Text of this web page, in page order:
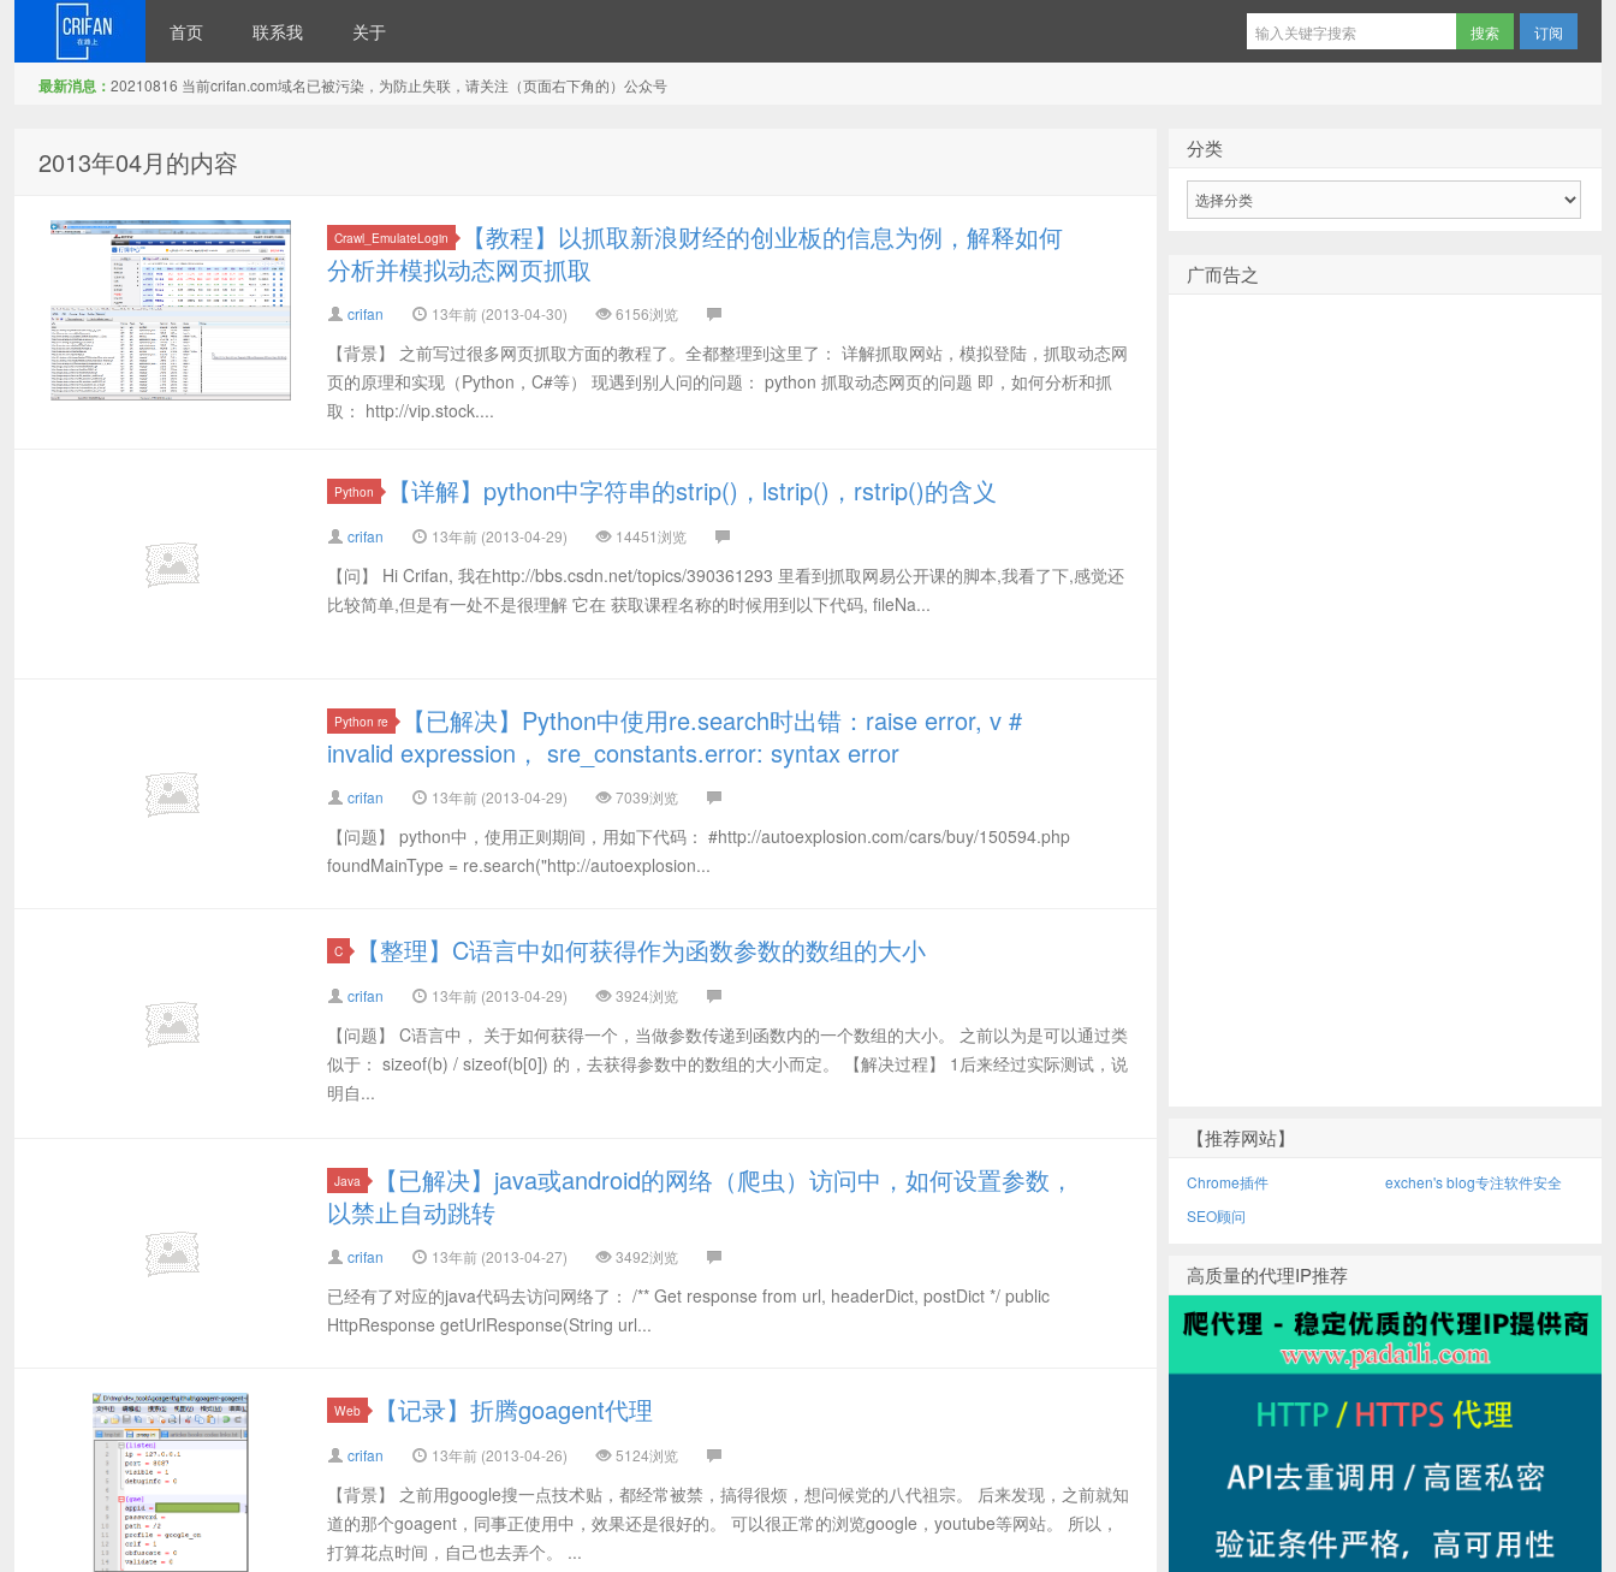
首页 联系我 关于 订阅
最新消息： 20210816 当前crifan.com域名已被污染，为防止失联，请关注（页面右下角的）公众号
2013年04月的内容
Crawl_EmulateLogin
【教程】以抓取新浪财经的创业板的信息为例，解释如何
分析并模拟动态网页抓取
crifan 13年前 (2013-04-30) 6156浏览
【背景】 之前写过很多网页抓取方面的教程了。全都整理到这里了： 详解抓取网站，模拟登陆，抓取动态网
页的原理和实现（Python，C#等） 现遇到别人问的问题： python 抓取动态网页的问题 即，如何分析和抓
取： http://vip.stock....
Python 【详解】python中字符串的strip()，lstrip()，rstrip()的含义
crifan 13年前 (2013-04-29) 14451浏览
【问】 Hi Crifan, 我在http://bbs.csdn.net/topics/390361293 里看到抓取网易公开课的脚本,我看了下,感觉还
比较简单,但是有一处不是很理解 它在 获取课程名称的时候用到以下代码, fileNa...
Python re
【已解决】Python中使用re.search时出错：raise error, v #
invalid expression， sre_constants.error: syntax error
crifan 13年前 (2013-04-29) 7039浏览
【问题】 python中，使用正则期间，用如下代码： #http://autoexplosion.com/cars/buy/150594.php
foundMainType = re.search("http://autoexplosion...
C 【整理】C语言中如何获得作为函数参数的数组的大小
crifan 13年前 (2013-04-29) 3924浏览
【问题】 C语言中， 关于如何获得一个，当做参数传递到函数内的一个数组的大小。 之前以为是可以通过类
似于： sizeof(b) / sizeof(b[0]) 的，去获得参数中的数组的大小而定。 【解决过程】 1后来经过实际测试，说
明自...
Java
【已解决】java或android的网络（爬虫）访问中，如何设置参数，
以禁止自动跳转
crifan 13年前 (2013-04-27) 3492浏览
已经有了对应的java代码去访问网络了： /** Get response from url, headerDict, postDict */ public
HttpResponse getUrlResponse(String url...
Web 【记录】折腾goagent代理
crifan 13年前 (2013-04-26) 5124浏览
【背景】 之前用google搜一点技术贴，都经常被禁，搞得很烦，想问候党的八代祖宗。 后来发现，之前就知
道的那个goagent，同事正使用中，效果还是很好的。 可以很正常的浏览google，youtube等网站。 所以，
打算花点时间，自己也去弄个。 ...
分类
广而告之
【推荐网站】
Chrome插件
exchen's blog专注软件安全
SEO顾问
高质量的代理IP推荐